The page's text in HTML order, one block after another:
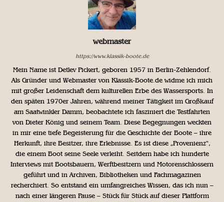
webmaster
https://www.klassik-boote.de
Mein Name ist Detlev Pickert, geboren 1957 in Berlin-Zehlendorf.
Als Gründer und Webmaster von Klassik-Boote.de widme ich mich
mit großer Leidenschaft dem kulturellen Erbe des Wassersports. In
den späten 1970er Jahren, während meiner Tätigkeit im Großkauf
am Saatwinkler Damm, beobachtete ich fasziniert die Testfahrten
von Dieter König und seinem Team. Diese Begegnungen weckten
in mir eine tiefe Begeisterung für die Geschichte der Boote – ihre
Herkunft, ihre Besitzer, ihre Erlebnisse. Es ist diese „Provenienz“,
die einem Boot seine Seele verleiht. Seitdem habe ich hunderte
Interviews mit Bootsbauern, Werftbesitzern und Motorenschlossern
geführt und in Archiven, Bibliotheken und Fachmagazinen
recherchiert. So entstand ein umfangreiches Wissen, das ich nun –
nach einer längeren Pause – Stück für Stück auf dieser Plattform